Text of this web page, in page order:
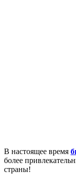
В настоящее время
более
страны!